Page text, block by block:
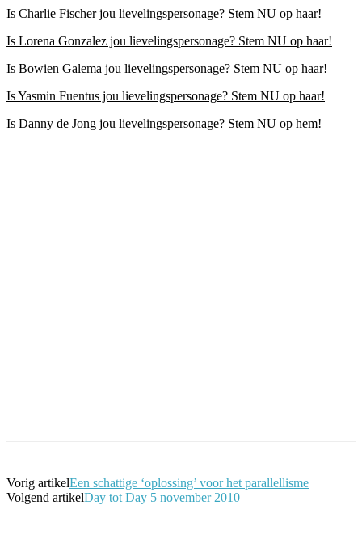
Is Charlie Fischer jou lievelingspersonage? Stem NU op haar!
Is Lorena Gonzalez jou lievelingspersonage? Stem NU op haar!
Is Bowien Galema jou lievelingspersonage? Stem NU op haar!
Is Yasmin Fuentus jou lievelingspersonage? Stem NU op haar!
Is Danny de Jong jou lievelingspersonage? Stem NU op hem!
Vorig artikelEen schattige ‘oplossing’ voor het parallellisme
Volgend artikelDay tot Day 5 november 2010